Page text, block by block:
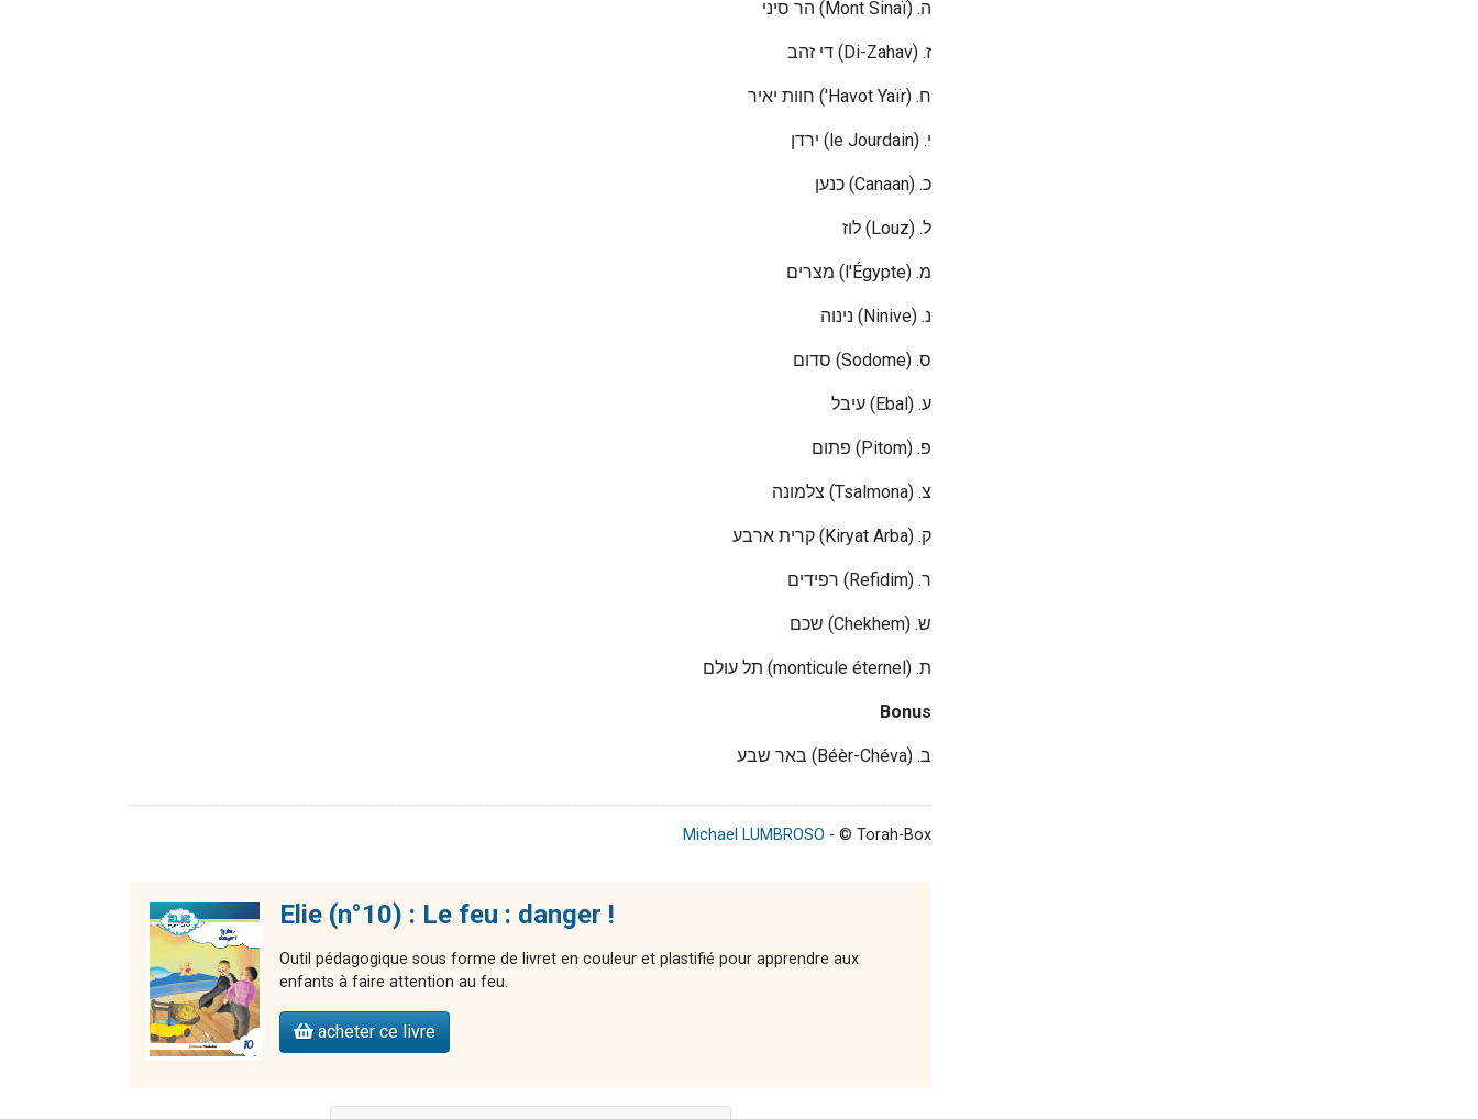
הר סיני (Mont Sinaï) .ה
די זהב (Di-Zahav) .ז
חוות יאיר ('Havot Yaïr) .ח
ירדן (le Jourdain) .י
כנען (Canaan) .כ
לוז (Louz) .ל
מצרים (l'Égypte) .מ
נינוה (Ninive) .נ
סדום (Sodome) .ס
עיבל (Ebal) .ע
פתום (Pitom) .פ
צלמונה (Tsalmona) .צ
(Kiryat Arba) .ק
רפידים (Refidim) .ר
שכם (Chekhem) .ש
תל עולם (monticule éternel) .ת
Bonus
באר שבע (Béèr-Chéva) .ב
Michael LUMBROSO - © Torah-Box
Elie (n°10) : Le feu : danger !
Outil pédagogique sous forme de livret en couleur et plastifié pour apprendre aux
enfants à faire attention au feu.
acheter ce livre